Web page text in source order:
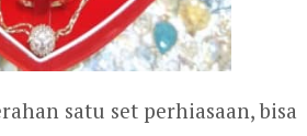
satu set perhiasaan, bisa